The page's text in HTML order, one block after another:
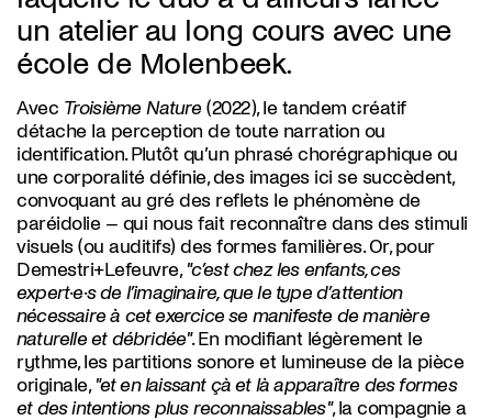
un atelier au long cours avec une
école de Molenbeek.
Avec Troisième Nature (2022), le tandem créatif
détache la perception de toute narration ou
identification. Plutôt qu’un phrasé chorégraphique ou
une corporalité définie, des images ici se succèdent,
convoquant au gré des reflets le phénomène de
paréidolie – qui nous fait reconnaître dans des stimuli
visuels (ou auditifs) des formes familières. Or, pour
Demestri+Lefeuvre, "c’est chez les enfants, ces
expert·e·s de l’imaginaire, que le type d’attention
nécessaire à cet exercice se manifeste de manière
naturelle et débridée". En modifiant légèrement le
rythme, les partitions sonore et lumineuse de la pièce
originale, "et en laissant çà et là apparaître des formes
et des intentions plus reconnaissables", la compagnie a